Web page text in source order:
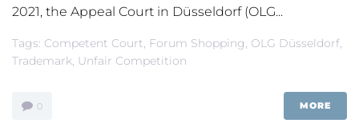
2021, the Appeal Court in Düsseldorf (OLG...
Tags: Competent Court, Forum Shopping, OLG Düsseldorf,
Trademark, Unfair Competition
0 MORE